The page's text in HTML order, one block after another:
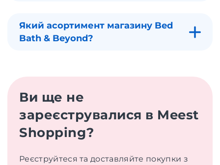
Який асортимент магазину Bed
Bath & Beyond?
Ви ще не
зареєструвалися в Meest
Shopping?
Реєструйтеся та доставляйте покупки з